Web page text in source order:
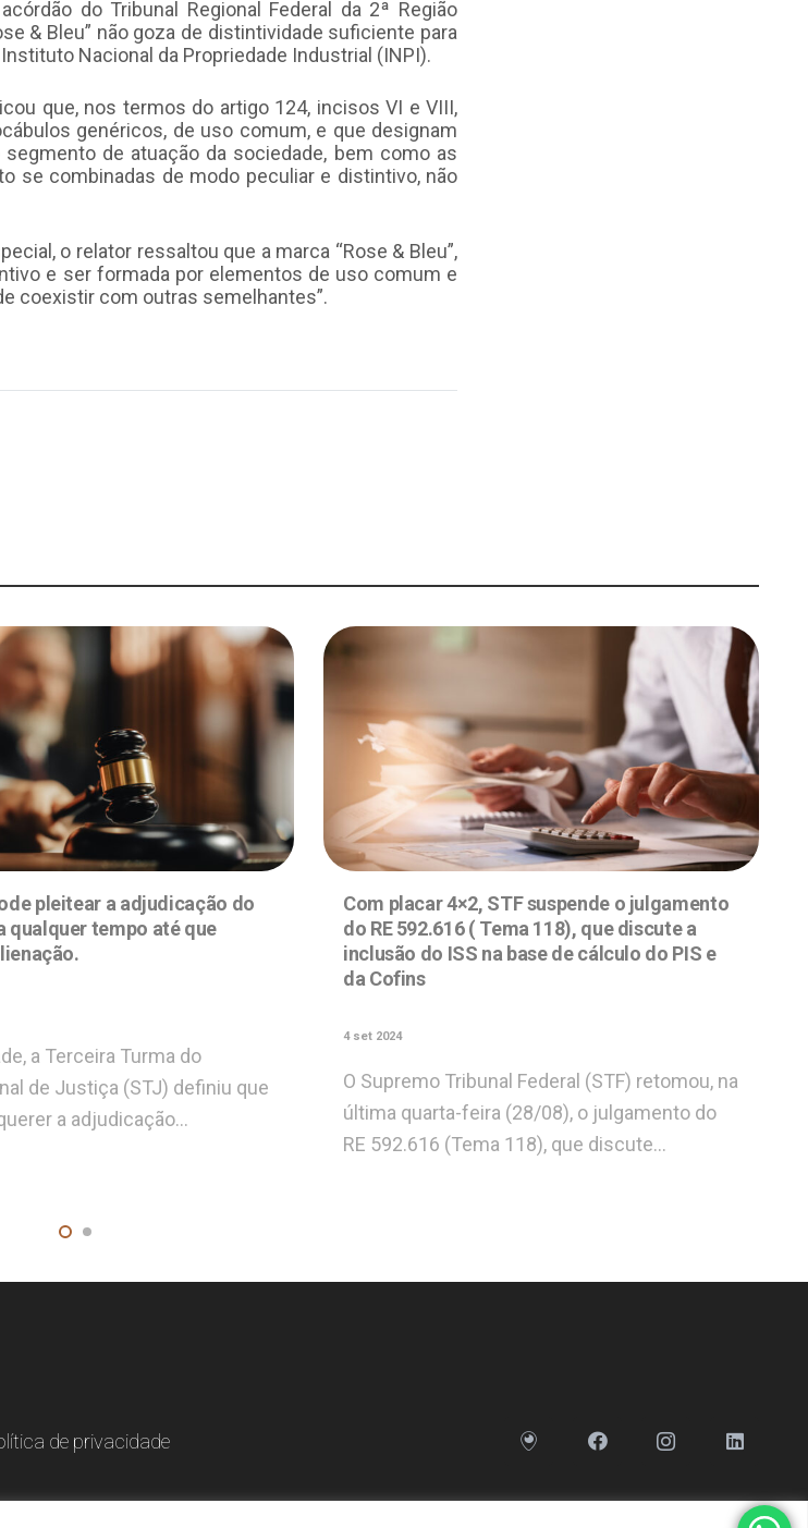
do Tribunal Regional Federal da 2ª Região
& Bleu” não goza de distintividade suficiente para
Nacional da Propriedade Industrial (INPI).
que, nos termos do artigo 124, incisos VI e VIII,
genéricos, de uso comum, e que designam
de atuação da sociedade, bem como as
se combinadas de modo peculiar e distintivo, não
o relator ressaltou que a marca “Rose & Bleu”,
e ser formada por elementos de uso comum e
coexistir com outras semelhantes”.
pleitear a adjudicação do
qualquer tempo até que
a Terceira Turma do
de Justiça (STJ) definiu que
a adjudicação…
Com placar 4×2, STF suspende o julgamento
do RE 592.616 ( Tema 118), que discute a
inclusão do ISS na base de cálculo do PIS e
da Cofins
4 set 2024
O Supremo Tribunal Federal (STF) retomou, na
última quarta-feira (28/08), o julgamento do
RE 592.616 (Tema 118), que discute…
de privacidade